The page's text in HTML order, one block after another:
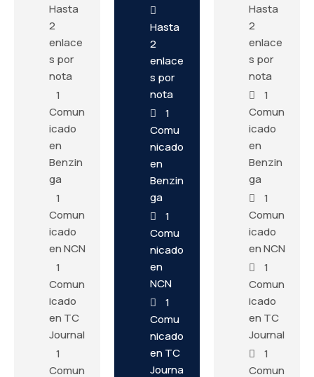
Hasta
2
enlace
s por
nota
1
Comun
icado
en
Benzin
ga
1
Comun
icado
en NCN
1
Comun
icado
en TC
Journal
1
Comun
Hasta
2
enlace
s por
nota
1
Comu
nicado
en
Benzin
ga
1
Comu
nicado
en
NCN
1
Comu
nicado
en TC
Journa
Hasta
2
enlace
s por
nota
1
Comun
icado
en
Benzin
ga
1
Comun
icado
en NCN
1
Comun
icado
en TC
Journal
1
Comun